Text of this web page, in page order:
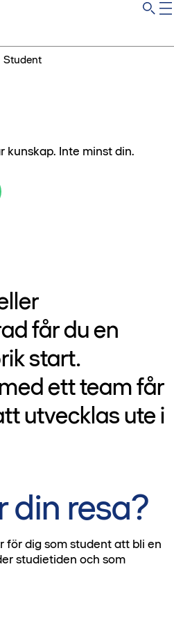
Student
kunskap. Inte minst din.
får du en
start.
ett team får
utvecklas ute i
din resa?
för dig som student att bli en
studietiden och som